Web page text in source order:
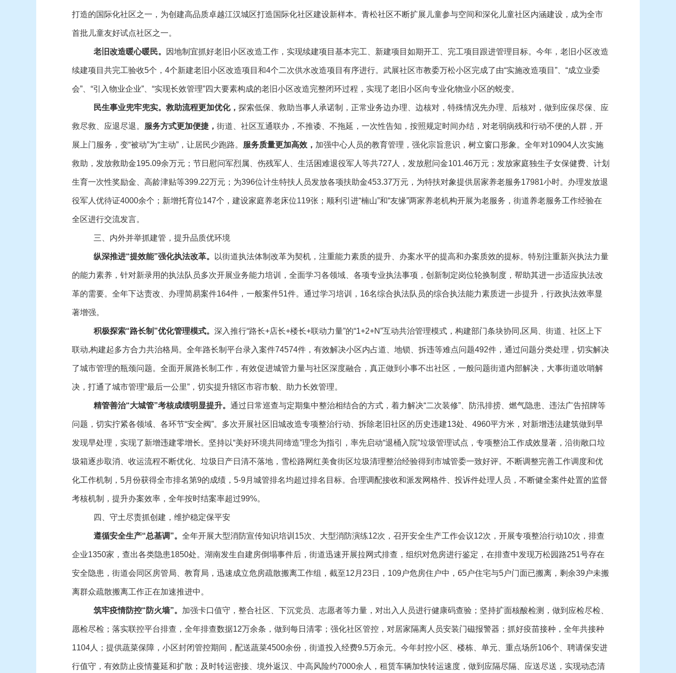
打造的国际化社区之一，为创建高品质卓越江汉城区打造国际化社区建设新样本。青松社区不断扩展儿童参与空间和深化儿童社区内涵建设，成为全市
首批儿童友好试点社区之一。
老旧改造暖心暖民。 因地制宜抓好老旧小区改造工作，实现续建项目基本完工、新建项目如期开工、完工项目跟进管理目标。今年，老旧小区改造
续建项目共完工验收5个，4个新建老旧小区改造项目和4个二次供水改造项目有序进行。武展社区市教委万松小区完成了由“实施改造项目”、“成立业委
会”、“引入物业企业”、“实现长效管理”四大要素构成的老旧小区改造完整闭环过程，实现了老旧小区向专业化物业小区的蜕变。
民生事业兜牢兜实。救助流程更加优化， 探索低保、救助当事人承诺制，正常业务边办理、边核对，特殊情况先办理、后核对，做到应保尽保、应
救尽救、应退尽退。 服务方式更加便捷， 街道、社区互通联办，不推诿、不拖延，一次性告知，按照规定时间办结，对老弱病残和行动不便的人群，开
展上门服务，变“被动”为“主动”，让居民少跑路。 服务质量更加高效 ， 加强中心人员的教育管理，强化宗旨意识，树立窗口形象。全年对10904人次实施
救助，发放救助金195.09余万元；节日慰问军烈属、伤残军人、生活困难退役军人等共727人，发放慰问金101.46万元；发放家庭独生子女保健费、计划
生育一次性奖励金、高龄津贴等399.22万元；为396位计生特扶人员发放各项扶助金453.37万元，为特扶对象提供居家养老服务17981小时。办理发放退
役军人优待证4000余个；新增托育位147个，建设家庭养老床位119张；顺利引进“楠山”和“友缘”两家养老机构开展为老服务，街道养老服务工作经验在
全区进行交流发言。
三、内外并举抓建管，提升品质优环境
纵深推进“提效能”强化执法改革。 以街道执法体制改革为契机，注重能力素质的提升、办案水平的提高和办案质效的提标。特别注重新兴执法力量
的能力素养，针对新录用的执法队员多次开展业务能力培训，全面学习各领域、各项专业执法事项，创新制定岗位轮换制度，帮助其进一步适应执法改
革的需要。全年下达责改、办理简易案件164件，一般案件51件。通过学习培训，16名综合执法队员的综合执法能力素质进一步提升，行政执法效率显
著增强。
积极探索“路长制”优化管理模式。 深入推行“路长+店长+楼长+联动力量”的“1+2+N”互动共治管理模式，构建部门条块协同,区局、街道、社区上下
联动,构建起多方合力共治格局。全年路长制平台录入案件74574件，有效解决小区内占道、地锁、拆违等难点问题492件，通过问题分类处理，切实解决
了城市管理的瓶颈问题。全面开展路长制工作，有效促进城管力量与社区深度融合，真正做到小事不出社区，一般问题街道内部解决，大事街道吹哨解
决，打通了城市管理“最后一公里”，切实提升辖区市容市貌、助力长效管理。
精管善治“大城管”考核成绩明显提升。 通过日常巡查与定期集中整治相结合的方式，着力解决“二次装修”、防汛排捞、燃气隐患、违法广告招牌等
问题，切实拧紧各领域、各环节“安全阀”。多次开展社区旧城改造专项整治行动、拆除老旧社区的历史违建13处、4960平方米，对新增违法建筑做到早
发现早处理，实现了新增违建零增长。坚持以“美好环境共同缔造”理念为指引，率先启动“退桶入院”垃圾管理试点，专项整治工作成效显著，沿街敞口垃
圾箱逐步取消、收运流程不断优化、垃圾日产日清不落地，雪松路网红美食街区垃圾清理整治经验得到市城管委一致好评。不断调整完善工作调度和优
化工作机制，5月份获得全市排名第9的成绩，5-9月城管排名均超过排名目标。合理调配接收和派发网格件、投诉件处理人员，不断健全案件处置的监督
考核机制，提升办案效率，全年按时结案率超过99%。
四、守土尽责抓创建，维护稳定保平安
遵循安全生产“总基调”。 全年开展大型消防宣传知识培训15次、大型消防演练12次，召开安全生产工作会议12次，开展专项整治行动10次，排查
企业1350家，查出各类隐患1850处。湖南发生自建房倒塌事件后，街道迅速开展拉网式排查，组织对危房进行鉴定，在排查中发现万松园路251号存在
安全隐患，街道会同区房管局、教育局，迅速成立危房疏散搬离工作组，截至12月23日，109户危房住户中，65户住宅与5户门面已搬离，剩余39户未搬
离群众疏散搬离工作正在加速推进中。
筑牢疫情防控“防火墙”。 加强卡口值守，整合社区、下沉党员、志愿者等力量，对出入人员进行健康码查验；坚持扩面核酸检测，做到应检尽检、
愿检尽检；落实联控平台排查，全年排查数据12万余条，做到每日清零；强化社区管控，对居家隔离人员安装门磁报警器；抓好疫苗接种，全年共接种
1104人；提供蔬菜保障，小区封闭管控期间，配送蔬菜4500余份，街道投入经费9.5万余元。今年封控小区、楼栋、单元、重点场所106个、聘请保安进
行值守，有效防止疫情蔓延和扩散；及时转运密接、境外返汉、中高风险约7000余人，租赁车辆加快转运速度，做到应隔尽隔、应送尽送，实现动态清